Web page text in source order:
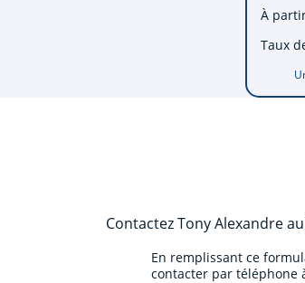
À
Taux
ContactezTony Alexandreau
En remplissant ce
contacter par téléphone